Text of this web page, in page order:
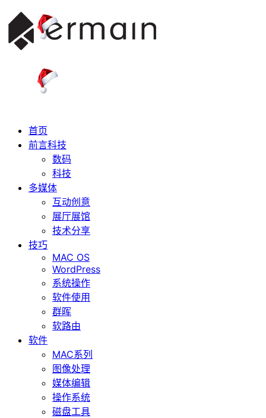
首页
前言科技
数码
科技
多媒体
互动创意
展厅展馆
技术分享
技巧
MAC OS
WordPress
系统操作
软件使用
群晖
软路由
软件
MAC系列
图像处理
媒体编辑
操作系统
磁盘工具